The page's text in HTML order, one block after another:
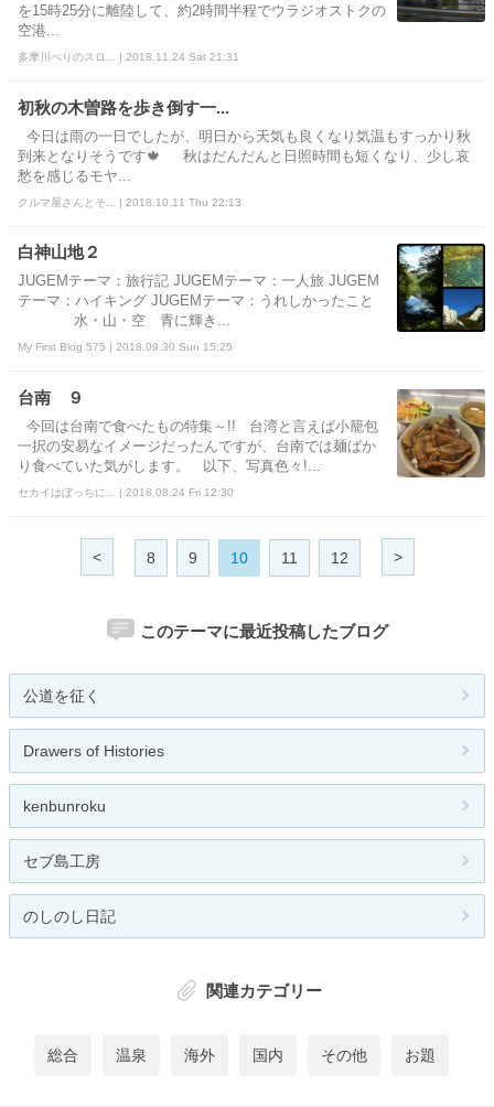
を15時25分に離陸して、約2時間半程でウラジオストクの
空港...
多摩川べりのスロ... | 2018.11.24 Sat 21:31
初秋の木曽路を歩き倒す一...
今日は雨の一日でしたが、明日から天気も良くなり気温もすっかり秋
到来となりそうです🍁 秋はだんだんと日照時間も短くなり、少し哀
愁を感じるモヤ...
クルマ屋さんとそ... | 2018.10.11 Thu 22:13
白神山地２
JUGEMテーマ：旅行記 JUGEMテーマ：一人旅 JUGEM
テーマ：ハイキング JUGEMテーマ：うれしかったこと
水・山・空 青に輝き...
My First Blog 575 | 2018.09.30 Sun 15:25
台南 ９
今回は台南で食べたもの特集～!! 台湾と言えば小籠包
一択の安易なイメージだったんですが、台南では麺ばか
り食べていた気がします。 以下、写真色々!...
セカイはぼっちに... | 2018.08.24 Fri 12:30
< 8 9 10 11 12 >
このテーマに最近投稿したブログ
公道を征く
Drawers of Histories
kenbunroku
セブ島工房
のしのし日記
関連カテゴリー
総合 温泉 海外 国内 その他 お題